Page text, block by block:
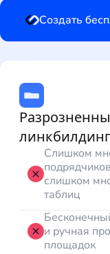
Создать
линкбилдинг
Слишком
слишком
таблиц
и ручная
площадок